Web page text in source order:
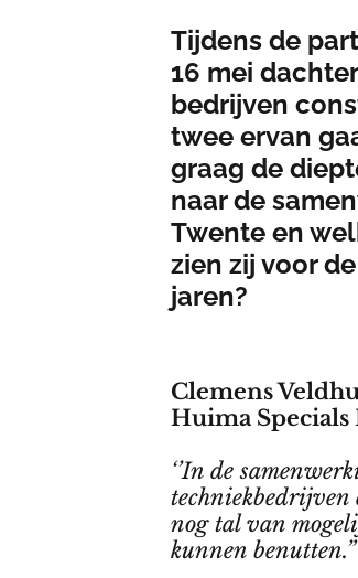
Tijdens de
16 mei
bedrijven
twee ervan
graag de
naar de
Twente en
zien zij voor
jaren?
Clemens
Huima Specials
‘’In de
nog tal van
kunnen benutten.”